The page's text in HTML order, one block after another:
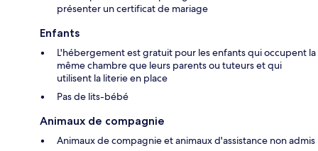
présenter un certificat de mariage
Enfants
L'hébergement est gratuit pour les enfants qui occupent la
même chambre que leurs parents ou tuteurs et qui
utilisent la literie en place
Pas de lits-bébé
Animaux de compagnie
Animaux de compagnie et animaux d'assistance non admis